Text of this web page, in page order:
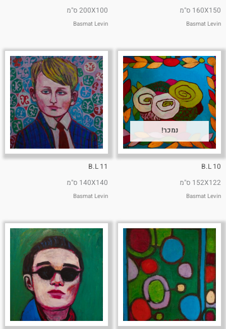
160X150 ס"מ
Basmat Levin
200X100 ס"מ
Basmat Levin
נמכר!
B.L 10
152X122 ס"מ
Basmat Levin
B.L 11
140X140 ס"מ
Basmat Levin